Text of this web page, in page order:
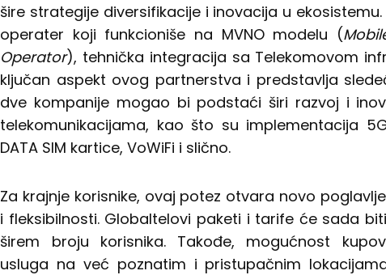
šire strategije diversifikacije i inovacija u
operater koji funkcioniše na MVNO modelu (
Operator), tehnička integracija sa Telekomovom
ključan aspekt ovog partnerstva i predstavlja
dve kompanije mogao bi podstaći širi razvoj i
telekomunikacijama, kao što su implementacija
DATA SIM kartice, VoWiFi i slično.
Za krajnje korisnike, ovaj potez otvara novo
i fleksibilnosti. Globaltelovi paketi i tarife će sada
širem broju korisnika. Takođe, mogućnost
usluga na već poznatim i pristupačnim